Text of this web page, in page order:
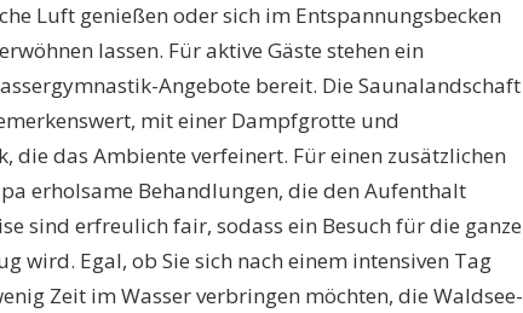
Luft genießen oder sich im Entspannungsbecken
lassen. Für aktive Gäste stehen ein
Angebote bereit. Die Saunalandschaft
mit einer Dampfgrotte und
die das Ambiente verfeinert. Für einen zusätzlichen
erholsame Behandlungen, die den Aufenthalt
sind erfreulich fair, sodass ein Besuch für die ganze
wird. Egal, ob Sie sich nach einem intensiven Tag
Zeit im Wasser verbringen möchten, die Waldsee-